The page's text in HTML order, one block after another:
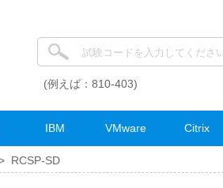
(例えば：810-403)
IBM VMware Citrix
RCSP-SD